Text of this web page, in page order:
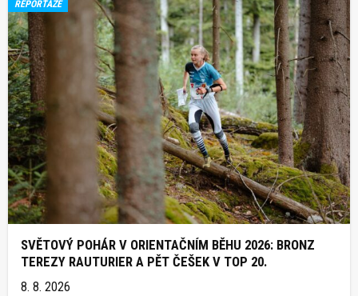
REPORTÁŽE
SVĚTOVÝ POHÁR V ORIENTAČNÍM BĚHU 2026: BRONZ
TEREZY RAUTURIER A PĚT ČEŠEK V TOP 20.
8. 8. 2026